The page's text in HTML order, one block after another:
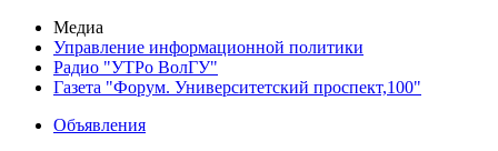
Медиа
Управление информационной политики
Радио "УТРо ВолГУ"
Газета "Форум. Университетский проспект,100"
Объявления